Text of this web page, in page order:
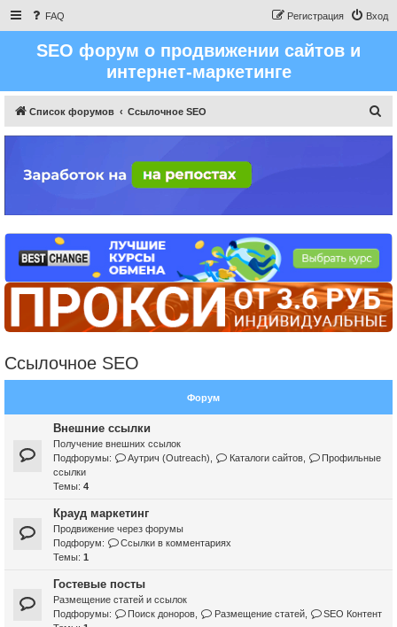
FAQ Вход
Регистрация
SEO форум о продвижении сайтов и
интернет-маркетинге
Список форумов Ссылочное SEO
Ссылочное SEO
Форум
Внешние ссылки
Получение внешних ссылок
Подфорумы:
Аутрич (Outreach) Каталоги сайтов,
Профильные
ссылки
Темы: 4
Крауд маркетинг
Продвижение через форумы
Подфорум:
Ссылки в комментариях
Темы: 1
Гостевые посты
Размещение статей и ссылок
Подфорумы:
Поиск доноров Размещение статей,
SEO Контент